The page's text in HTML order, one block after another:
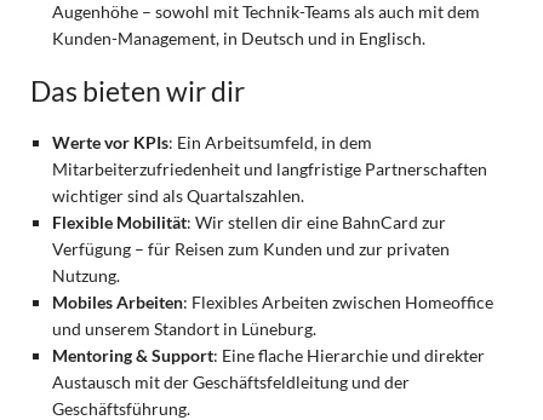
Augenhöhe – sowohl mit Technik-Teams als auch mit dem
Kunden-Management, in Deutsch und in Englisch.
Das bieten wir dir
Werte vor KPIs: Ein Arbeitsumfeld, in dem
Mitarbeiterzufriedenheit und langfristige Partnerschaften
wichtiger sind als Quartalszahlen.
Flexible Mobilität: Wir stellen dir eine BahnCard zur
Verfügung – für Reisen zum Kunden und zur privaten
Nutzung.
Mobiles Arbeiten: Flexibles Arbeiten zwischen Homeoffice
und unserem Standort in Lüneburg.
Mentoring & Support: Eine flache Hierarchie und direkter
Austausch mit der Geschäftsfeldleitung und der
Geschäftsführung.